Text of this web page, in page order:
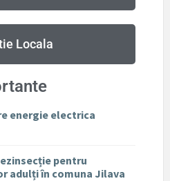
Locala
energie electrica
pentru
adulți în comuna Jilava